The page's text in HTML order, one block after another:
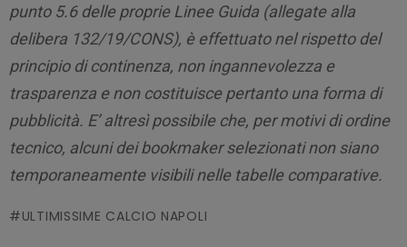
punto 5.6 delle proprie Linee Guida (allegate alla
delibera 132/19/CONS), è effettuato nel rispetto del
principio di continenza, non ingannevolezza e
trasparenza e non costituisce pertanto una forma di
pubblicità. E’ altresì possibile che, per motivi di ordine
tecnico, alcuni dei bookmaker selezionati non siano
temporaneamente visibili nelle tabelle comparative.
ULTIMISSIME CALCIO NAPOLI